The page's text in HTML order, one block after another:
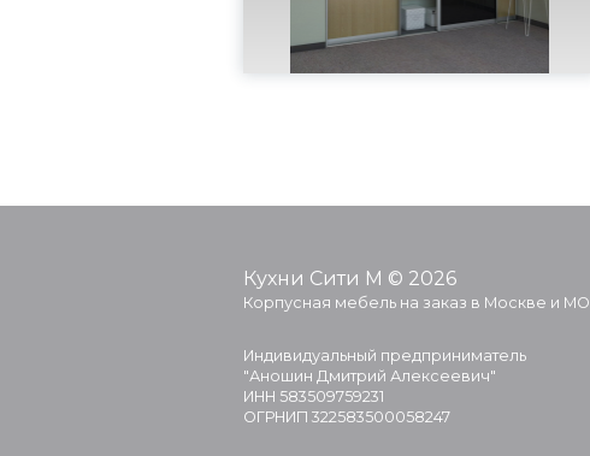
Кухни Сити М © 2026
Корпусная мебель на заказ в Москве и МО
Индивидуальный предприниматель
"Аношин Дмитрий Алексеевич"
ИНН 583509759231
ОГРНИП 322583500058247